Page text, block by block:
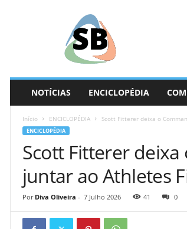
NOTÍCIAS ENCICLOPÉDIA
Início ENCICLOPÉDIA Scott Fitterer deixa o
ENCICLOPÉDIA
Scott Fitterer
juntar ao Athletes
Por Diva Oliveira - 7 Julho 2026 41 0